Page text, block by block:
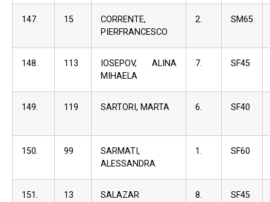
147. 15
CORRENTE,
PIERFRANCESCO
2. SM65
148. 113
IOSEPOV, ALINA
MIHAELA
7. SF45
149. 119 SARTORI, MARTA 6. SF40
150. 99
SARMATI,
ALESSANDRA
1. SF60
151. 13
SALAZAR
8. SF45